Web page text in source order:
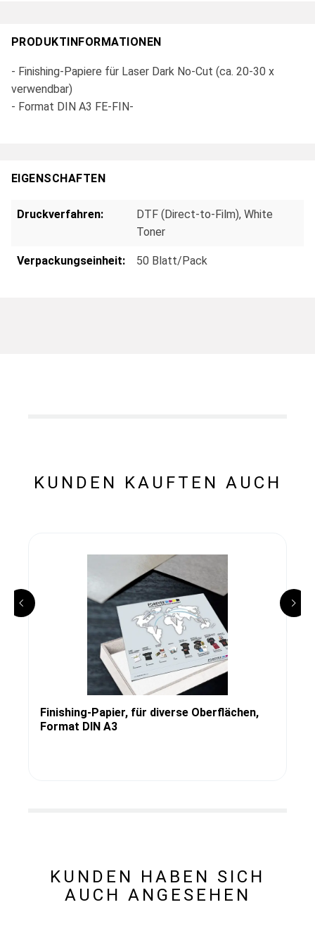
PRODUKTINFORMATIONEN
- Finishing-Papiere für Laser Dark No-Cut (ca. 20-30 x
verwendbar)
- Format DIN A3 FE-FIN-
EIGENSCHAFTEN
Druckverfahren: DTF (Direct-to-Film), White
Toner
Verpackungseinheit: 50 Blatt/Pack
KUNDEN KAUFTEN AUCH
Finishing-Papier, für diverse Oberflächen,
Format DIN A3
KUNDEN HABEN SICH
AUCH ANGESEHEN